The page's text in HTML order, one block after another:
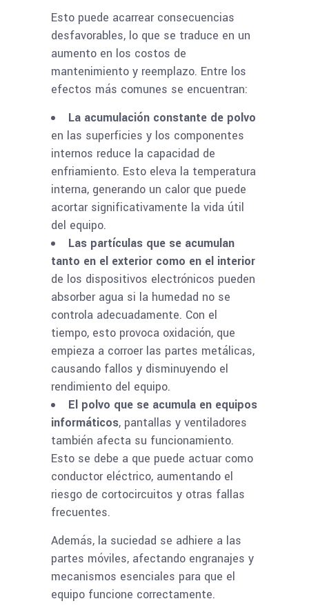
Esto puede acarrear consecuencias
desfavorables, lo que se traduce en un
aumento en los costos de
mantenimiento y reemplazo. Entre los
efectos más comunes se encuentran:
La acumulación constante de polvo
en las superficies y los componentes
internos reduce la capacidad de
enfriamiento. Esto eleva la temperatura
interna, generando un calor que puede
acortar significativamente la vida útil
del equipo.
Las partículas que se acumulan
tanto en el exterior como en el interior
de los dispositivos electrónicos pueden
absorber agua si la humedad no se
controla adecuadamente. Con el
tiempo, esto provoca oxidación, que
empieza a corroer las partes metálicas,
causando fallos y disminuyendo el
rendimiento del equipo.
El polvo que se acumula en equipos
informáticos, pantallas y ventiladores
también afecta su funcionamiento.
Esto se debe a que puede actuar como
conductor eléctrico, aumentando el
riesgo de cortocircuitos y otras fallas
frecuentes.
Además, la suciedad se adhiere a las
partes móviles, afectando engranajes y
mecanismos esenciales para que el
equipo funcione correctamente.